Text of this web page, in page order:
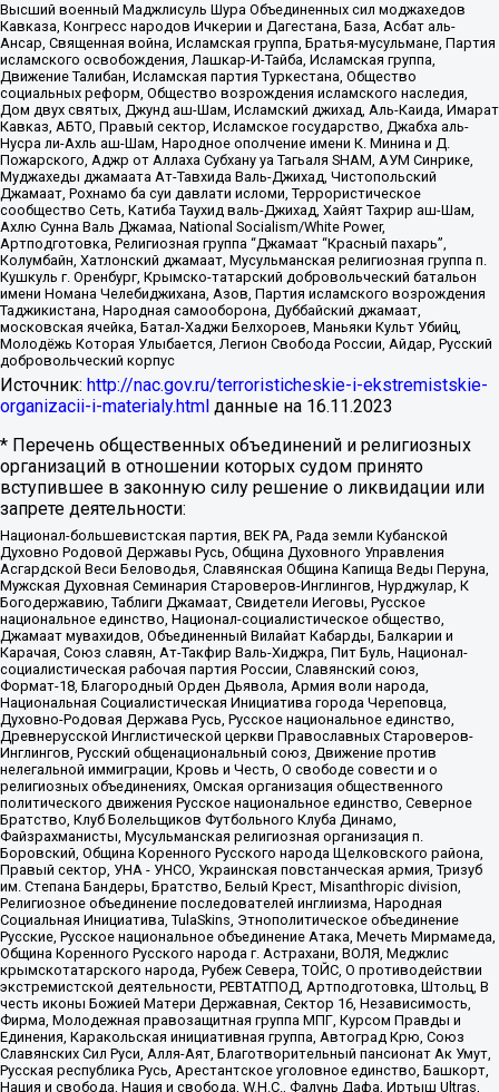
Высший военный Маджлисуль Шура Объединенных сил моджахедов
Кавказа, Конгресс народов Ичкерии и Дагестана, База, Асбат аль-
Ансар, Священная война, Исламская группа, Братья-мусульмане, Партия
исламского освобождения, Лашкар-И-Тайба, Исламская группа,
Движение Талибан, Исламская партия Туркестана, Общество
социальных реформ, Общество возрождения исламского наследия,
Дом двух святых, Джунд аш-Шам, Исламский джихад, Аль-Каида, Имарат
Кавказ, АБТО, Правый сектор, Исламское государство, Джабха аль-
Нусра ли-Ахль аш-Шам, Народное ополчение имени К. Минина и Д.
Пожарского, Аджр от Аллаха Субхану уа Тагьаля SHAM, АУМ Синрике,
Муджахеды джамаата Ат-Тавхида Валь-Джихад, Чистопольский
Джамаат, Рохнамо ба суи давлати исломи, Террористическое
сообщество Сеть, Катиба Таухид валь-Джихад, Хайят Тахрир аш-Шам,
Ахлю Сунна Валь Джамаа, National Socialism/White Power,
Артподготовка, Религиозная группа “Джамаат “Красный пахарь”,
Колумбайн, Хатлонский джамаат, Мусульманская религиозная группа п.
Кушкуль г. Оренбург, Крымско-татарский добровольческий батальон
имени Номана Челебиджихана, Азов, Партия исламского возрождения
Таджикистана, Народная самооборона, Дуббайский джамаат,
московская ячейка, Батал-Хаджи Белхороев, Маньяки Культ Убийц,
Молодёжь Которая Улыбается, Легион Свобода России, Айдар, Русский
добровольческий корпус
Источник: http://nac.gov.ru/terroristicheskie-i-ekstremistskie-
organizacii-i-materialy.html данные на 16.11.2023
* Перечень общественных объединений и религиозных
организаций в отношении которых судом принято
вступившее в законную силу решение о ликвидации или
запрете деятельности:
Национал-большевистская партия, ВЕК РА, Рада земли Кубанской
Духовно Родовой Державы Русь, Община Духовного Управления
Асгардской Веси Беловодья, Славянская Община Капища Веды Перуна,
Мужская Духовная Семинария Староверов-Инглингов, Нурджулар, К
Богодержавию, Таблиги Джамаат, Свидетели Иеговы, Русское
национальное единство, Национал-социалистическое общество,
Джамаат мувахидов, Объединенный Вилайат Кабарды, Балкарии и
Карачая, Союз славян, Ат-Такфир Валь-Хиджра, Пит Буль, Национал-
социалистическая рабочая партия России, Славянский союз,
Формат-18, Благородный Орден Дьявола, Армия воли народа,
Национальная Социалистическая Инициатива города Череповца,
Духовно-Родовая Держава Русь, Русское национальное единство,
Древнерусской Инглистической церкви Православных Староверов-
Инглингов, Русский общенациональный союз, Движение против
нелегальной иммиграции, Кровь и Честь, О свободе совести и о
религиозных объединениях, Омская организация общественного
политического движения Русское национальное единство, Северное
Братство, Клуб Болельщиков Футбольного Клуба Динамо,
Файзрахманисты, Мусульманская религиозная организация п.
Боровский, Община Коренного Русского народа Щелковского района,
Правый сектор, УНА - УНСО, Украинская повстанческая армия, Тризуб
им. Степана Бандеры, Братство, Белый Крест, Misanthropic division,
Религиозное объединение последователей инглиизма, Народная
Социальная Инициатива, TulaSkins, Этнополитическое объединение
Русские, Русское национальное объединение Атака, Мечеть Мирмамеда,
Община Коренного Русского народа г. Астрахани, ВОЛЯ, Меджлис
крымскотатарского народа, Рубеж Севера, ТОЙС, О противодействии
экстремистской деятельности, РЕВТАТПОД, Артподготовка, Штольц, В
честь иконы Божией Матери Державная, Сектор 16, Независимость,
Фирма, Молодежная правозащитная группа МПГ, Курсом Правды и
Единения, Каракольская инициативная группа, Автоград Крю, Союз
Славянских Сил Руси, Алля-Аят, Благотворительный пансионат Ак Умут,
Русская республика Русь, Арестантское уголовное единство, Башкорт,
Нация и свобода, Нация и свобода, W.H.С., Фалунь Дафа, Иртыш Ultras,